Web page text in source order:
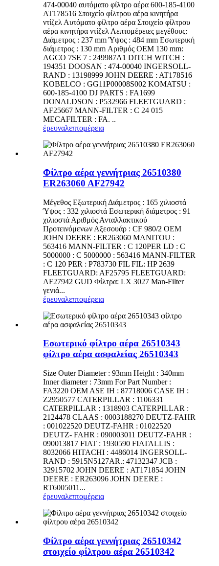
474-00040 αυτόματο φίλτρο αέρα 600-185-4100
AT178516 Στοιχείο φίλτρου αέρα κινητήρα
ντίζελ Αυτόματο φίλτρο αέρα Στοιχείο φίλτρου
αέρα κινητήρα ντίζελ Λεπτομέρειες μεγέθους:
Διάμετρος : 237 mm Ύψος : 484 mm Εσωτερική
διάμετρος : 130 mm Αριθμός ΟΕΜ 130 mm:
AGCO 7SE 7 : 249987A1 DITCH WITCH :
194351 DOOSAN : 474-00040 INGERSOLL-
RAND : 13198999 JOHN DEERE : AT178516
KOBELCO : GG11P00008S002 KOMATSU :
600-185-4100 DJ PARTS : FA1699
DONALDSON : P532966 FLEETGUARD :
AF25667 MANN-FILTER : C 24 015
MECAFILTER : FA. ..
έρευναλεπτομέρεια
Φίλτρο αέρα γεννήτριας 26510380
ER263060 AF27942
Μέγεθος Εξωτερική Διάμετρος : 165 χιλιοστά
Ύψος : 332 χιλιοστά Εσωτερική διάμετρος : 91
χιλιοστά Αριθμός Ανταλλακτικού
Προτεινόμενων Αξεσουάρ : CF 980/2 OEM
JOHN DEERE : ER263060 MANITOU :
563416 MANN-FILTER : C 120PER LD : C
5000000 : C 5000000 : 563416 MANN-FILTER
: C 120 PER : P783730 FIL FIL: HP 2639
FLEETGUARD: AF25795 FLEETGUARD:
AF27942 GUD Φίλτρα: LX 3027 Man-Filter
γενιά...
έρευναλεπτομέρεια
Εσωτερικό φίλτρο αέρα 26510343
φίλτρο αέρα ασφαλείας 26510343
Size Outer Diameter : 93mm Height : 340mm
Inner diameter : 73mm For Part Number :
FA3220 OEM ASE IH : 87718006 CASE IH :
Z2950577 CATERPILLAR : 1106331
CATERPILLAR : 1318903 CATERPILLAR :
2124478 CLAAS : 0003188270 DEUTZ-FAHR
: 001022520 DEUTZ-FAHR : 01022520
DEUTZ- FAHR : 090003011 DEUTZ-FAHR :
090013817 FIAT : 1930590 FIATALLIS :
8032066 HITACHI : 4486014 INGERSOLL-
RAND : 5915N5127AR.: 47132347 JCB :
32915702 JOHN DEERE : AT171854 JOHN
DEERE : ER263096 JOHN DEERE :
RT6005011...
έρευναλεπτομέρεια
Φίλτρο αέρα γεννήτριας 26510342
στοιχείο φίλτρου αέρα 26510342